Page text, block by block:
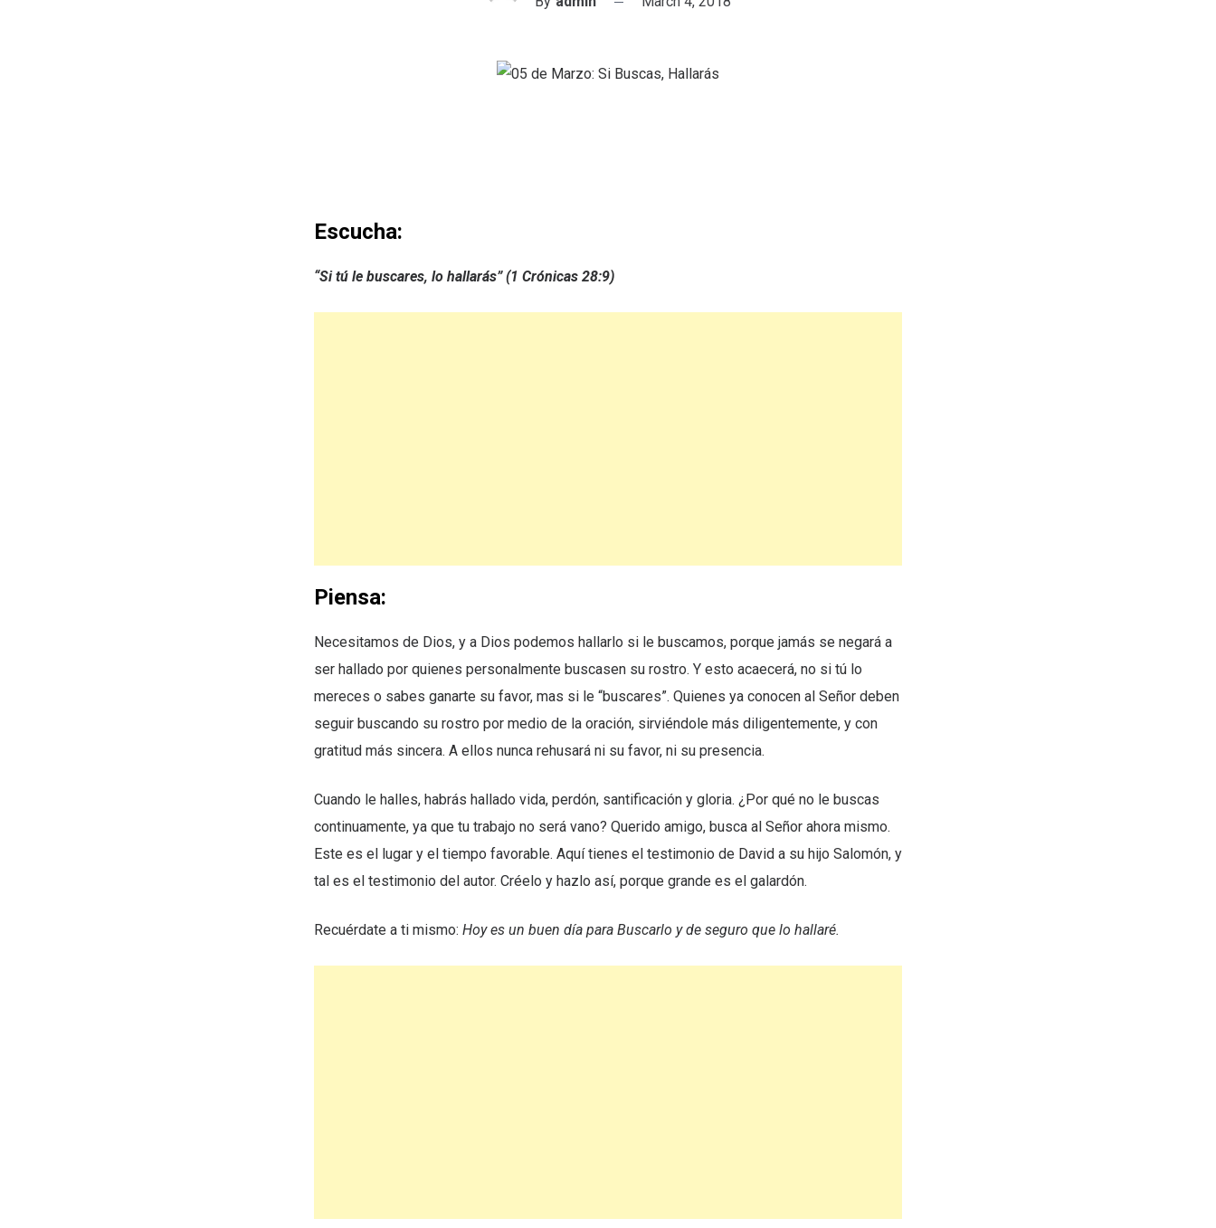
Escucha:
“Si tú le buscares, lo hallarás” (1 Crónicas 28:9)
Piensa:
Necesitamos de Dios, y a Dios podemos hallarlo si le buscamos, porque jamás se negará a
ser hallado por quienes personalmente buscasen su rostro. Y esto acaecerá, no si tú lo
mereces o sabes ganarte su favor, mas si le “buscares”. Quienes ya conocen al Señor deben
seguir buscando su rostro por medio de la oración, sirviéndole más diligentemente, y con
gratitud más sincera. A ellos nunca rehusará ni su favor, ni su presencia.
Cuando le halles, habrás hallado vida, perdón, santificación y gloria. ¿Por qué no le buscas
continuamente, ya que tu trabajo no será vano? Querido amigo, busca al Señor ahora mismo.
Este es el lugar y el tiempo favorable. Aquí tienes el testimonio de David a su hijo Salomón, y
tal es el testimonio del autor. Créelo y hazlo así, porque grande es el galardón.
Recuérdate a ti mismo: Hoy es un buen día para Buscarlo y de seguro que lo hallaré.